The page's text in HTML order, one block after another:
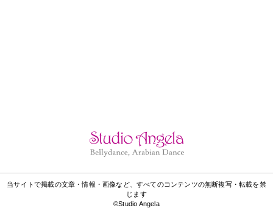
当サイトで掲載の文章・情報・画像など、すべてのコンテンツの無断複写・転載を禁
じます
©Studio Angela